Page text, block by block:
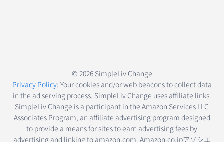
© 2026 SimpleLiv Change
Privacy Policy: Your cookies and/or web beacons to collect data
in the ad serving process. SimpleLiv Change uses affiliate links.
SimpleLiv Change is a participant in the Amazon Services LLC
Associates Program, an affiliate advertising program designed
to provide a means for sites to earn advertising fees by
advertising and linking to amazon.com. Amazon.co.jpアソシエ